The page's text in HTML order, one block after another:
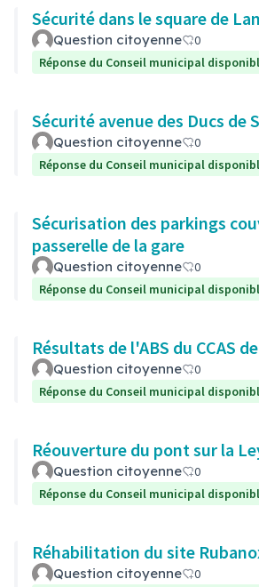
Sécurité dans le square de
Question citoyenne
0
Réponse du Conseil municipal
Sécurité avenue des Ducs de
Question citoyenne
0
Réponse du Conseil municipal
Sécurisation des parkings
passerelle de la gare
Question citoyenne
0
Réponse du Conseil municipal
Résultats de l'ABS du CCAS
Question citoyenne
0
Réponse du Conseil municipal
Réouverture du pont sur la
Question citoyenne
0
Réponse du Conseil municipal
Réhabilitation du site
Question citoyenne
0